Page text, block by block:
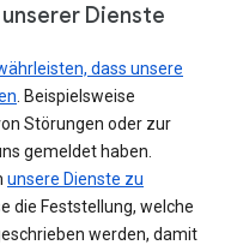
Dienste
dass unsere
. Beispielsweise
Störungen oder zur
gemeldet haben.
unsere Dienste zu
die Feststellung, welche
werden, damit